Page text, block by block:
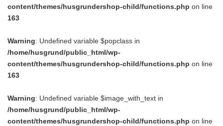
content/themes/husgrundershop-child/functions.php on line
163
Warning: Undefined variable $popclass in
/home/husgrund/public_html/wp-
content/themes/husgrundershop-child/functions.php on line
163
Warning: Undefined variable $image_with_text in
/home/husgrund/public_html/wp-
content/themes/husgrundershop-child/functions.php on line